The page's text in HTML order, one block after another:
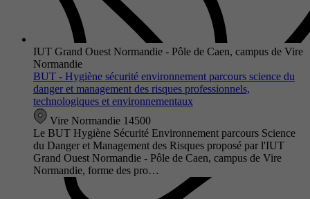
IUT Grand Ouest Normandie - Pôle de Caen, campus de Vire
Normandie
BUT - Hygiène sécurité environnement parcours science du
danger et management des risques professionnels,
technologiques et environnementaux
Vire Normandie 14500
Le BUT Hygiène Sécurité Environnement parcours Science
du Danger et Management des Risques proposé par l'IUT
Grand Ouest Normandie - Pôle de Caen, campus de Vire
Normandie, forme des pro…